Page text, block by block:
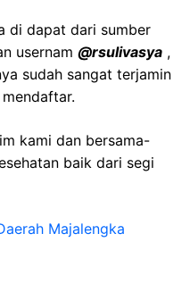
di dapat dari sumber
usernam @rsulivasya ,
sudah sangat terjamin
kami dan bersama-
baik dari segi
Majalengka